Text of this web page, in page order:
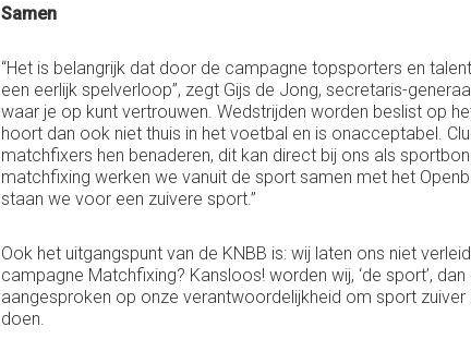
Samen
“Het is belangrijk dat door de campagne topsporters en
een eerlijk spelverloop”, zegt Gijs de Jong, secretaris-
waar je op kunt vertrouwen. Wedstrijden worden beslist op
hoort dan ook niet thuis in het voetbal en is onacceptabel.
matchfixers hen benaderen, dit kan direct bij ons als
matchfixing werken we vanuit de sport samen met het
staan we voor een zuivere sport.”
Ook het uitgangspunt van de KNBB is: wij laten ons niet
campagne Matchfixing? Kansloos! worden wij, ‘de sport’,
aangesproken op onze verantwoordelijkheid om sport
doen.